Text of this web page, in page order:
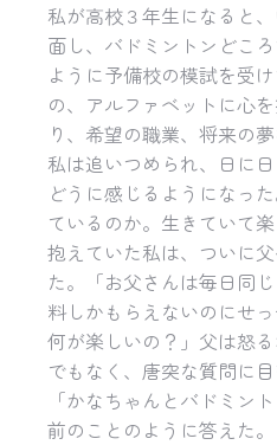
私が高校３年生になると
面し、バドミントンどこ
ように予備校の模試を受
の、アルファベットに心
り、希望の職業、将来の
私は追いつめられ、日に
どうに感じるようになっ
ているのか。生きていて
抱えていた私は、ついに
た。「お父さんは毎日同
料しかもらえないのにせ
何が楽しいの？」父は怒
でもなく、唐突な質問に
「かなちゃんとバドミン
前のことのように答えた。